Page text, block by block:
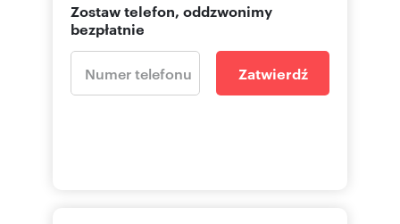
* Access to a detailed executive project created
by renowned architects.
* Full Turnkey execution option following the
visualizations.
Zostaw telefon, oddzwonimy
bezpłatnie
Zatwierdź